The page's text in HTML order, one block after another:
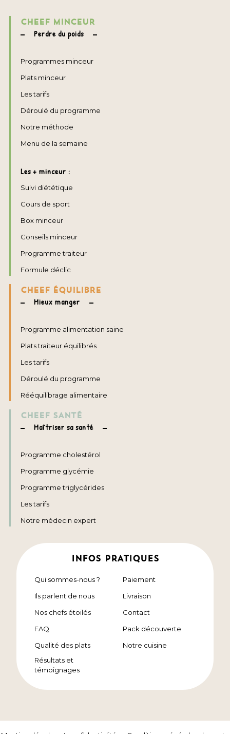
CHEEF MINCEUR
Perdre du poids
Programmes minceur
Plats minceur
Les tarifs
Déroulé du programme
Notre méthode
Menu de la semaine
Les + minceur :
Suivi diététique
Cours de sport
Box minceur
Conseils minceur
Programme traiteur
Formule déclic
CHEEF ÉQUILIBRE
Mieux manger
Programme alimentation saine
Plats traiteur équilibrés
Les tarifs
Déroulé du programme
Rééquilibrage alimentaire
CHEEF SANTÉ
Maîtriser sa santé
Programme cholestérol
Programme glycémie
Programme triglycérides
Les tarifs
Notre médecin expert
INFOS PRATIQUES
Qui sommes-nous ?
Ils parlent de nous
Nos chefs étoilés
FAQ
Qualité des plats
Résultats et
témoignages
Paiement
Livraison
Contact
Pack découverte
Notre cuisine